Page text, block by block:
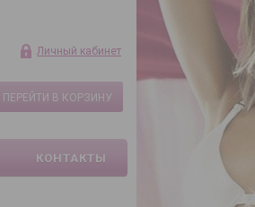
Личный кабинет
ПЕРЕЙТИ В КОРЗИНУ
КОНТАКТЫ